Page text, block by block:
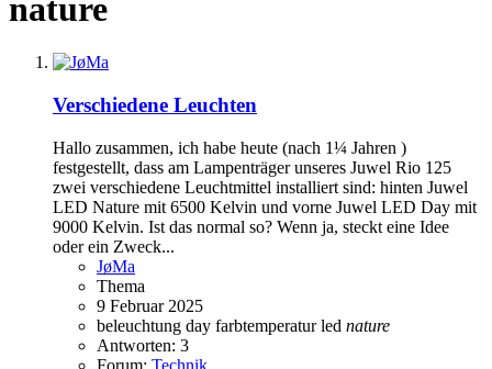
nature
Verschiedene Leuchten
Hallo zusammen, ich habe heute (nach 1¼ Jahren )
festgestellt, dass am Lampenträger unseres Juwel Rio 125
zwei verschiedene Leuchtmittel installiert sind: hinten Juwel
LED Nature mit 6500 Kelvin und vorne Juwel LED Day mit
9000 Kelvin. Ist das normal so? Wenn ja, steckt eine Idee
oder ein Zweck...
JøMa
Thema
9 Februar 2025
beleuchtung day farbtemperaturled nature
Antworten: 3
Forum: Technik